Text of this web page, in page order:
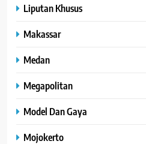
Liputan Khusus
Makassar
Medan
Megapolitan
Model Dan Gaya
Mojokerto